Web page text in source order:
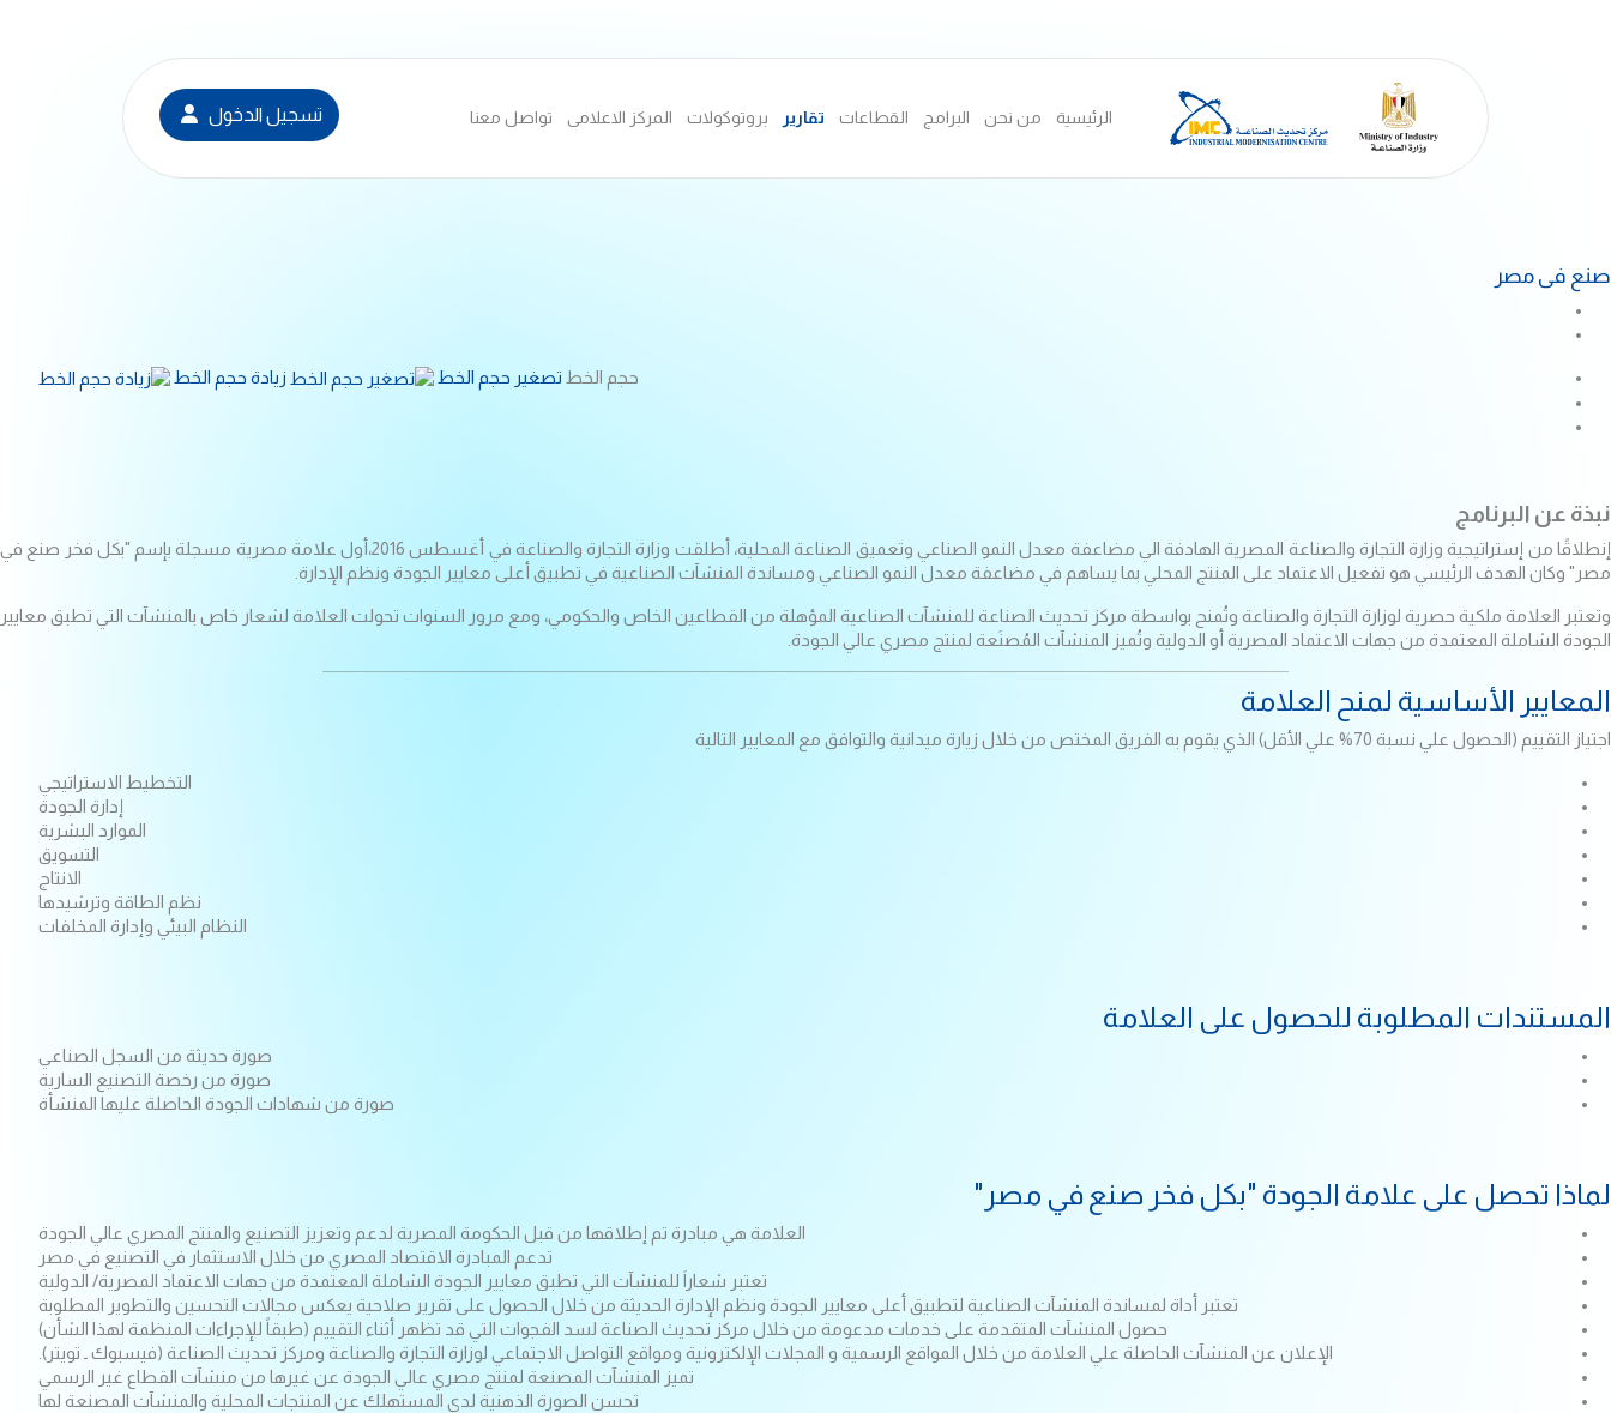
الرئيسية من نحن البرامج القطاعات تقارير بروتوكولات المركز الاعلامى تواصل معنا تسجيل الدخول
صنع فى مصر
حجم الخط تصغير حجم الخط زيادة حجم الخط
نبذة عن البرنامج
إنطلاقًا من إستراتيجية وزارة التجارة والصناعة المصرية الهادفة الي مضاعفة معدل النمو الصناعي وتعميق الصناعة المحلية، أطلقت وزارة التجارة والصناعة في أغسطس 2016،أول علامة مصرية مسجلة بإسم "بكل فخر صنع في
مصر" وكان الهدف الرئيسي هو تفعيل الاعتماد على المنتج المحلي بما يساهم في مضاعفة معدل النمو الصناعي ومساندة المنشآت الصناعية في تطبيق أعلى معايير الجودة ونظم الإدارة.
وتعتبر العلامة ملكية حصرية لوزارة التجارة والصناعة وتُمنح بواسطة مركز تحديث الصناعة للمنشآت الصناعية المؤهلة من القطاعين الخاص والحكومي، ومع مرور السنوات تحولت العلامة لشعار خاص بالمنشآت التي تطبق معايير
الجودة الشاملة المعتمدة من جهات الاعتماد المصرية أو الدولية وتُميز المنشآت المُصنَعة لمنتج مصري عالي الجودة.
المعايير الأساسية لمنح العلامة
اجتياز التقييم (الحصول علي نسبة 70% علي الأقل) الذي يقوم به الفريق المختص من خلال زيارة ميدانية والتوافق مع المعايير التالية
التخطيط الاستراتيجي
إدارة الجودة
الموارد البشرية
التسويق
الانتاج
نظم الطاقة وترشيدها
النظام البيئي وإدارة المخلفات
المستندات المطلوبة للحصول على العلامة
صورة حديثة من السجل الصناعي
صورة من رخصة التصنيع السارية
صورة من شهادات الجودة الحاصلة عليها المنشأة
لماذا تحصل على علامة الجودة "بكل فخر صنع في مصر"
العلامة هي مبادرة تم إطلاقها من قبل الحكومة المصرية لدعم وتعزيز التصنيع والمنتج المصري عالي الجودة
تدعم المبادرة الاقتصاد المصري من خلال الاستثمار في التصنيع في مصر
تعتبر شعاراَ للمنشآت التي تطبق معايير الجودة الشاملة المعتمدة من جهات الاعتماد المصرية/ الدولية
تعتبر أداة لمساندة المنشآت الصناعية لتطبيق أعلى معايير الجودة ونظم الإدارة الحديثة من خلال الحصول على تقرير صلاحية يعكس مجالات التحسين والتطوير المطلوبة
حصول المنشآت المتقدمة على خدمات مدعومة من خلال مركز تحديث الصناعة لسد الفجوات التي قد تظهر أثناء التقييم (طبقاً للإجراءات المنظمة لهذا الشأن)
الإعلان عن المنشآت الحاصلة علي العلامة من خلال المواقع الرسمية و المجلات الإلكترونية ومواقع التواصل الاجتماعي لوزارة التجارة والصناعة ومركز تحديث الصناعة (فيسبوك ـ تويتر).
تميز المنشآت المصنعة لمنتج مصري عالي الجودة عن غيرها من منشآت القطاع غير الرسمي
تحسن الصورة الذهنية لدي المستهلك عن المنتجات المحلية والمنشآت المصنعة لها